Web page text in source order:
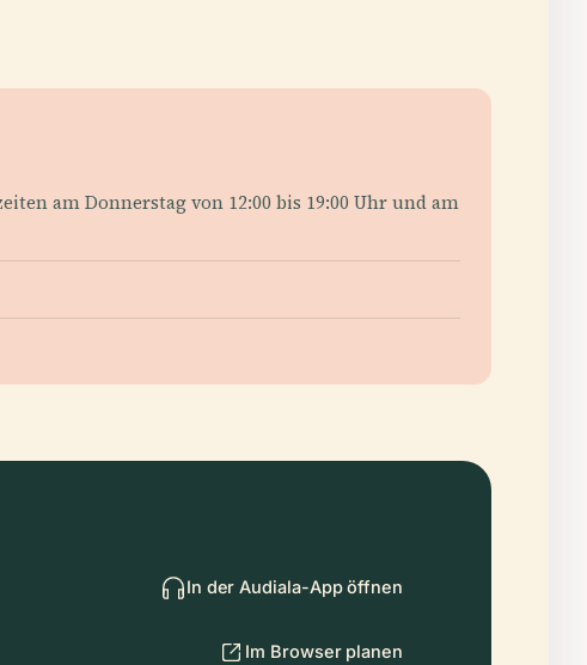
am Donnerstag von 12:00 bis 19:00 Uhr und am
In der Audiala-App öffnen
Im Browser planen